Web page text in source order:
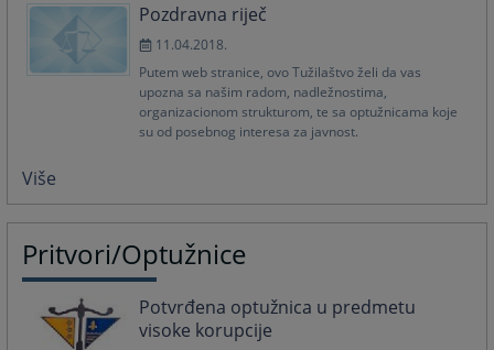
Pozdravna riječ
11.04.2018.
Putem web stranice, ovo Tužilaštvo želi da vas
upozna sa našim radom, nadležnostima,
organizacionom strukturom, te sa optužnicama koje
su od posebnog interesa za javnost.
Više
Pritvori/Optužnice
Potvrđena optužnica u predmetu
visoke korupcije